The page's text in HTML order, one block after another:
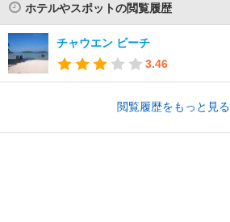
ホテルやスポットの閲覧履歴
チャウエン ビーチ
3.46
閲覧履歴をもっと見る